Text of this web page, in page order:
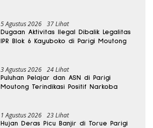
5 Agustus 2026 37 Lihat
Dugaan Aktivitas Ilegal Dibalik Legalitas
IPR Blok 6 Kayuboko di Parigi Moutong
3 Agustus 2026 24 Lihat
Puluhan Pelajar dan ASN di Parigi
Moutong Terindikasi Positif Narkoba
1 Agustus 2026 23 Lihat
Hujan Deras Picu Banjir di Torue Parigi